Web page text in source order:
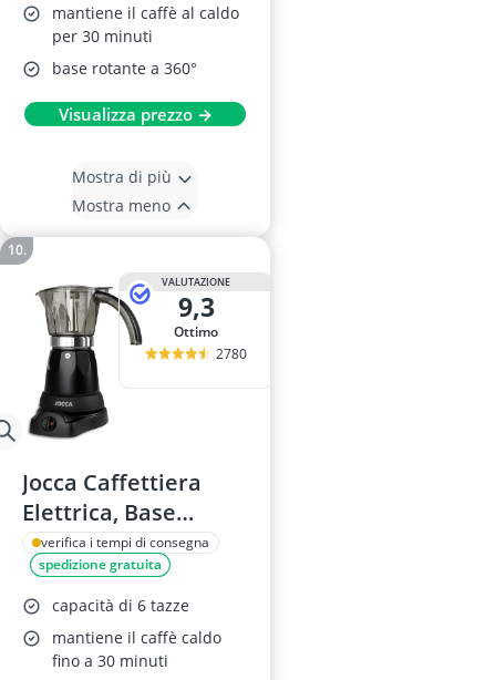
mantiene il caffè al caldo
per 30 minuti
base rotante a 360°
Visualizza prezzo →
Mostra di più
Mostra meno
VALUTAZIONE
9,3
Ottimo
2780
Jocca Caffettiera
Elettrica, Base
Girevole, Mantieni
Caldo
verifica i tempi di consegna
spedizione gratuita
capacità di 6 tazze
mantiene il caffè caldo
fino a 30 minuti